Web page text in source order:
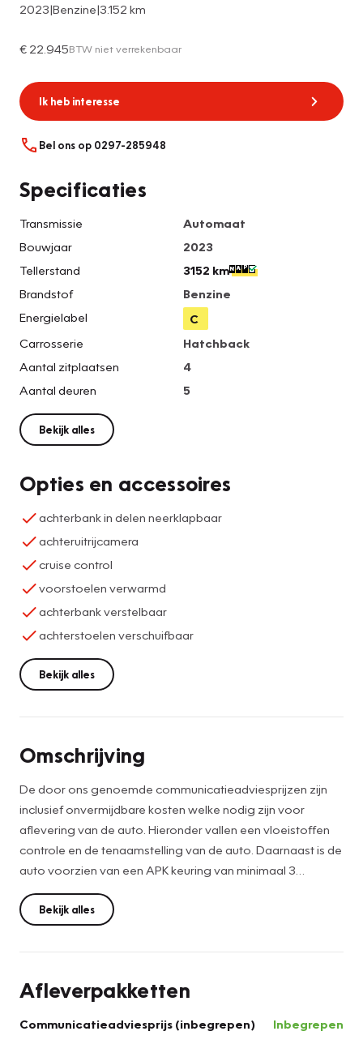
2023|Benzine|3.152 km
€ 22.945BTW niet verrekenbaar
Ik heb interesse
Bel ons op 0297-285948
Specificaties
Transmissie
Automaat
Bouwjaar
2023
Tellerstand
3152 km
Brandstof
Benzine
Energielabel
C
Carrosserie
Hatchback
Aantal zitplaatsen
4
Aantal deuren
5
Bekijk alles
Opties en accessoires
achterbank in delen neerklapbaar
achteruitrijcamera
cruise control
voorstoelen verwarmd
achterbank verstelbaar
achterstoelen verschuifbaar
Bekijk alles
Omschrijving
De door ons genoemde communicatieadviesprijzen zijn
inclusief onvermijdbare kosten welke nodig zijn voor
aflevering van de auto. Hieronder vallen een vloeistoffen
controle en de tenaamstelling van de auto. Daarnaast is de
auto voorzien van een APK keuring van minimaal 3
maanden. Het optionele Berkelaar Zekerheidspakket is
altijd de keuze van de consument en kan desgewenst
tegen meerprijs geleverd worden. Wilt u deze auto van
occasions. * De voorwaarde is: Bovag garantie is van
895,-
Bekijk alles
Afleverpakketten
Communicatieadviesprijs (inbegrepen)
Inbegrepen